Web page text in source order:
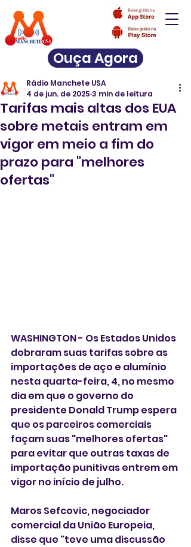
Ouça Agora
Tarifas mais altas dos EUA
sobre metais entram em
vigor em meio a fim do
prazo para "melhores
ofertas"
Rádio Manchete USA
4 de jun. de 2025 3 min de leitura
WASHINGTON - Os Estados Unidos
dobraram suas tarifas sobre as
importações de aço e alumínio
nesta quarta-feira, 4, no mesmo
dia em que o governo do
presidente Donald Trump espera
que os parceiros comerciais
façam suas "melhores ofertas"
para evitar que outras taxas de
importação punitivas entrem em
vigor no início de julho.
Maros Sefcovic, negociador
comercial da União Europeia,
disse que "teve uma discussão